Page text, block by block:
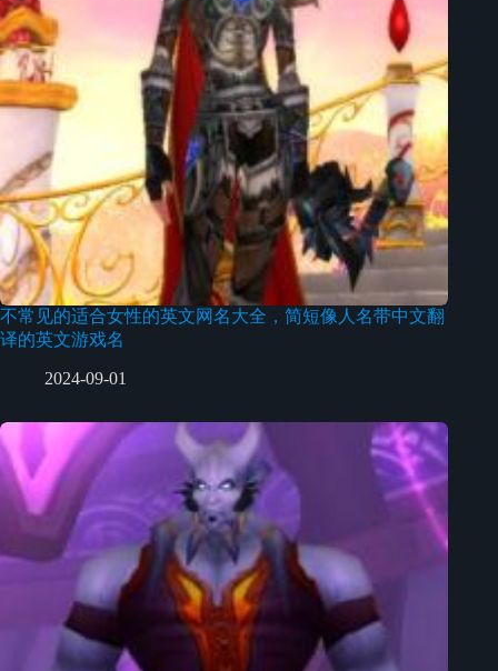
不常见的适合女性的英文网名大全，简短像人名带中文翻
译的英文游戏名
2024-09-01